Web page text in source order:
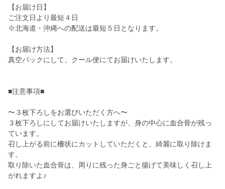
【お届け日】
ご注文日より最短４日
※北海道・沖縄への配送は最短５日となります。
【お届け方法】
真空パックにして、クール便にてお届けいたします。
■注意事項■
〜３枚下ろしをお選びいただく方へ〜
３枚下ろしにしてお届けいたしますが、身の中心に血合骨が残っ
ています。
召し上がる前に柵状にカットしていただくと、綺麗に取り除けま
す。
取り除いた血合骨は、周りに残った身ごと揚げて美味しく召し上
がれますよ♪